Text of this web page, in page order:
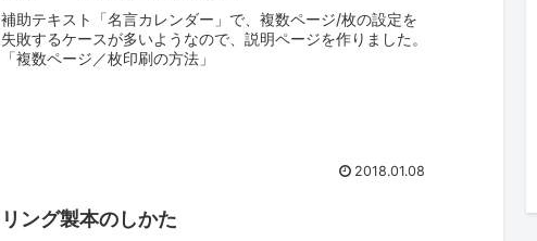
補助テキスト「名言カレンダー」で、複数ページ/枚の設定を
失敗するケースが多いようなので、説明ページを作りました。
「複数ページ／枚印刷の方法」
2018.01.08
リング製本のしかた